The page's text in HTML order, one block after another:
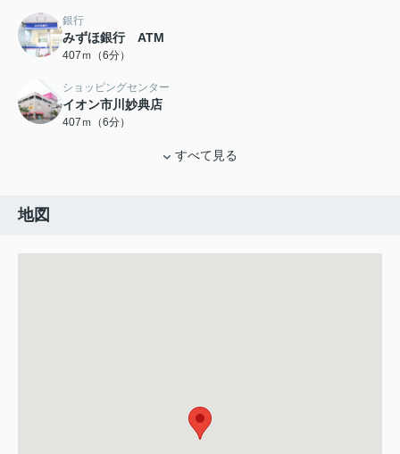
銀行
みずほ銀行 ATM
407ｍ（6分）
ショッピングセンター
イオン市川妙典店
407ｍ（6分）
すべて見る
地図